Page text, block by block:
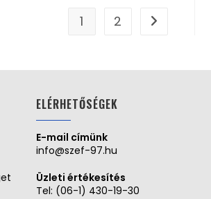
1 2
ELÉRHETŐSÉGEK
E-mail címünk
info@szef-97.hu
Üzleti értékesítés
Tel: (06-1) 430-19-30